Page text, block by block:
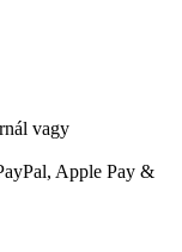
vagy
Apple Pay &